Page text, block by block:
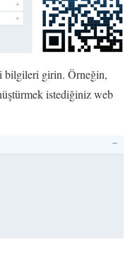
bilgileri girin. Örneğin,
istediğiniz web